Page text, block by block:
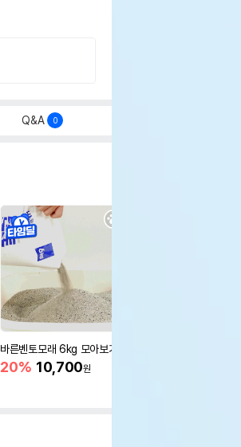
Q&A 0
바른벤토모래 6kg 모아보기
20% 10,700원